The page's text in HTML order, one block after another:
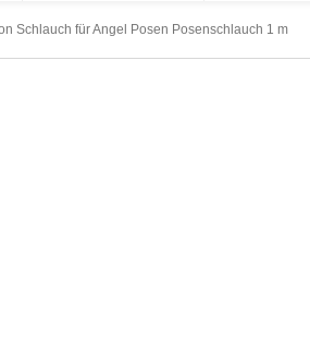
Schlauch für Angel Posen Posenschlauch 1 m